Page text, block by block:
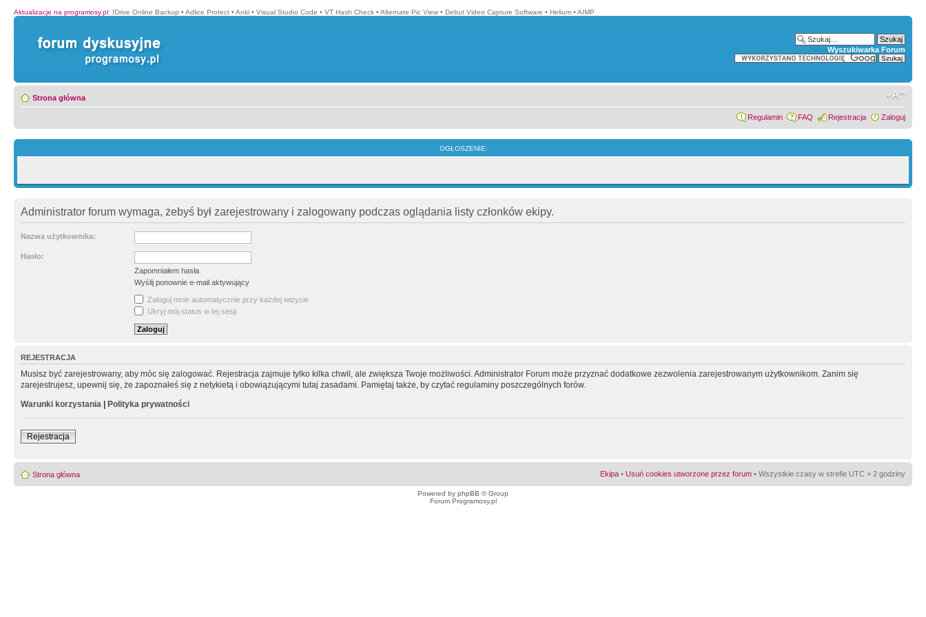
Aktualizacje na programosy.pl: IDrive Online Backup • Adlice Protect • Anki • Visual Studio Code • VT Hash Check • Alternate Pic View • Debut Video Capture Software • Helium • AIMP
Wyszukiwarka Forum
Strona główna
Regulamin FAQ Rejestracja Zaloguj
OGŁOSZENIE:
Administrator forum wymaga, żebyś był zarejestrowany i zalogowany podczas oglądania listy członków ekipy.
Nazwa użytkownika:
Hasło:
Zapomniałem hasła
Wyślij ponownie e-mail aktywujący
Zaloguj mnie automatycznie przy każdej wizycie
Ukryj mój status w tej sesji
REJESTRACJA
Musisz być zarejestrowany, aby móc się zalogować. Rejestracja zajmuje tylko kilka chwil, ale zwiększa Twoje możliwości. Administrator Forum może przyznać dodatkowe zezwolenia zarejestrowanym użytkownikom. Zanim się
zarejestrujesz, upewnij się, że zapoznałeś się z netykietą i obowiązującymi tutaj zasadami. Pamiętaj także, by czytać regulaminy poszczególnych forów.
Warunki korzystania | Polityka prywatności
Rejestracja
Strona główna Ekipa • Usuń cookies utworzone przez forum • Wszystkie czasy w strefie UTC + 2 godziny
Powered by phpBB © Group
Forum Programosy.pl